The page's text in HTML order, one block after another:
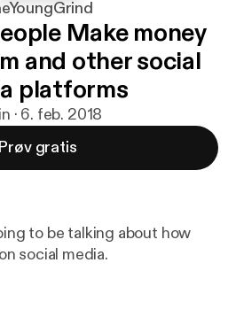
Make money
and other social
platforms
· 6. feb. 2018
Prøv gratis
to be talking about how
social media.